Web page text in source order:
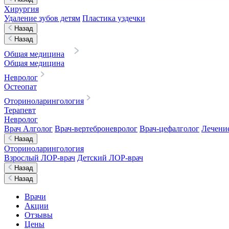
Хирургия
Удаление зубов детям Пластика уздечки
Назад
Назад
Общая медицина
Общая медицина
Невролог
Остеопат
Оториноларингология
Терапевт
Невролог
Врач Алголог Врач-вертеброневролог Врач-цефалголог
Назад
Оториноларингология
Взрослый ЛОР-врач Детский ЛОР-врач
Назад
Назад
Врачи
Акции
Отзывы
Цены